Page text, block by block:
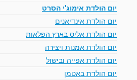
יום הולדת אימוג'י הסרט
יום הולדת אינדיאנים
יום הולדת אליס בארץ הפלאות
יום הולדת אמנות ויצירה
יום הולדת אפייה ובישול
יום הולדת באטמן